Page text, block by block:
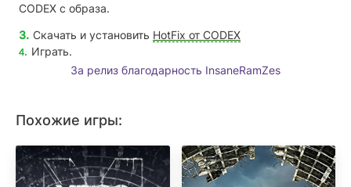
CODEX с образа.
Скачать и установить HotFix от CODEX
Играть.
За релиз благодарность InsaneRamZes
Похожие игры: